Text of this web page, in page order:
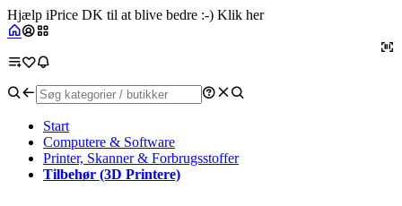
Hjælp iPrice DK til at blive bedre :-) Klik her
Start
Computere & Software
Printer, Skanner & Forbrugsstoffer
Tilbehør (3D Printere)